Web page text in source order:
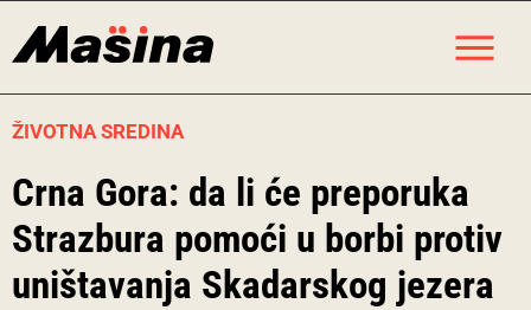
ŽIVOTNA SREDINA
Crna Gora: da li će preporuka
Strazbura pomoći u borbi protiv
uništavanja Skadarskog jezera